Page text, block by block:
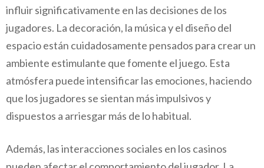
influir significativamente en las decisiones de los
jugadores. La decoración, la música y el diseño del
espacio están cuidadosamente pensados para crear un
ambiente estimulante que fomente el juego. Esta
atmósfera puede intensificar las emociones, haciendo
que los jugadores se sientan más impulsivos y
dispuestos a arriesgar más de lo habitual.
Además, las interacciones sociales en los casinos